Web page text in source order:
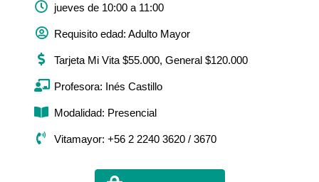
jueves de 10:00 a 11:00
Requisito edad: Adulto Mayor
Tarjeta Mi Vita $55.000, General $120.000
Profesora: Inés Castillo
Modalidad: Presencial
Vitamayor: +56 2 2240 3620 / 3670